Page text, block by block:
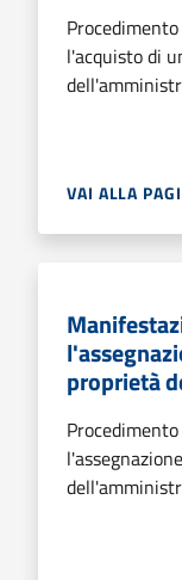
l'acquisto di
VAI ALLA
proprietà